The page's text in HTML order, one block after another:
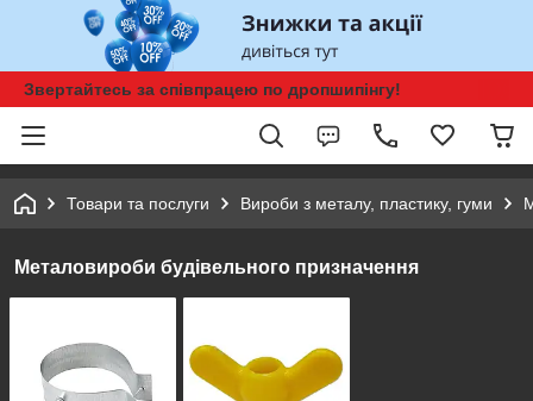
Звертайтесь за співпрацею по дропшипінгу!
Товари та послуги Вироби з металу, пластику, гуми
Металовироби будівельного призначення